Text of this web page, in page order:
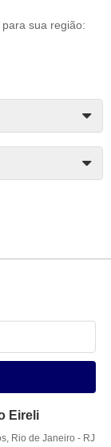
sua região:
Eireli
Rio de Janeiro - RJ